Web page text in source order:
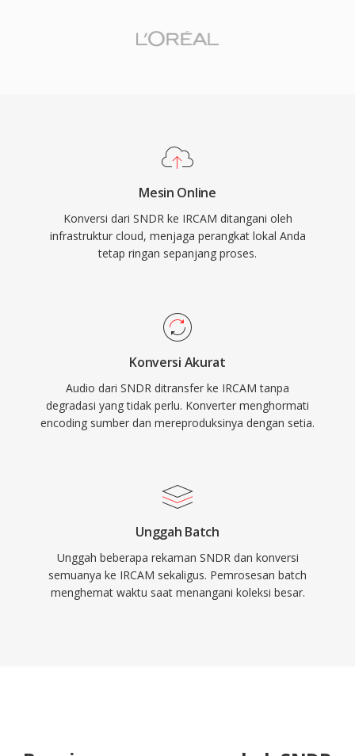
Mesin Online
Konversi dari SNDR ke IRCAM ditangani oleh
infrastruktur cloud, menjaga perangkat lokal Anda
tetap ringan sepanjang proses.
Konversi Akurat
Audio dari SNDR ditransfer ke IRCAM tanpa
degradasi yang tidak perlu. Konverter menghormati
encoding sumber dan mereproduksinya dengan setia.
Unggah Batch
Unggah beberapa rekaman SNDR dan konversi
semuanya ke IRCAM sekaligus. Pemrosesan batch
menghemat waktu saat menangani koleksi besar.